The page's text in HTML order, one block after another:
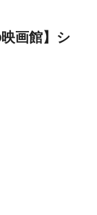
画館】シ